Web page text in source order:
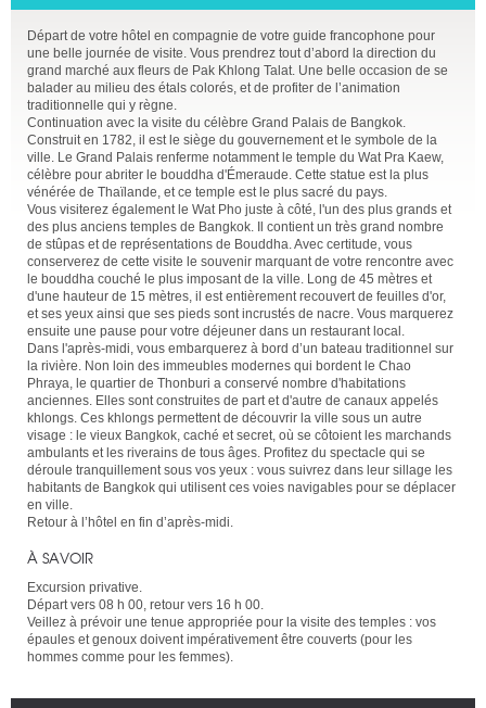
Départ de votre hôtel en compagnie de votre guide francophone pour
une belle journée de visite. Vous prendrez tout d’abord la direction du
grand marché aux fleurs de Pak Khlong Talat. Une belle occasion de se
balader au milieu des étals colorés, et de profiter de l’animation
traditionnelle qui y règne.
Continuation avec la visite du célèbre Grand Palais de Bangkok.
Construit en 1782, il est le siège du gouvernement et le symbole de la
ville. Le Grand Palais renferme notamment le temple du Wat Pra Kaew,
célèbre pour abriter le bouddha d'Émeraude. Cette statue est la plus
vénérée de Thaïlande, et ce temple est le plus sacré du pays.
Vous visiterez également le Wat Pho juste à côté, l'un des plus grands et
des plus anciens temples de Bangkok. Il contient un très grand nombre
de stûpas et de représentations de Bouddha. Avec certitude, vous
conserverez de cette visite le souvenir marquant de votre rencontre avec
le bouddha couché le plus imposant de la ville. Long de 45 mètres et
d'une hauteur de 15 mètres, il est entièrement recouvert de feuilles d'or,
et ses yeux ainsi que ses pieds sont incrustés de nacre. Vous marquerez
ensuite une pause pour votre déjeuner dans un restaurant local.
Dans l'après-midi, vous embarquerez à bord d’un bateau traditionnel sur
la rivière. Non loin des immeubles modernes qui bordent le Chao
Phraya, le quartier de Thonburi a conservé nombre d'habitations
anciennes. Elles sont construites de part et d'autre de canaux appelés
khlongs. Ces khlongs permettent de découvrir la ville sous un autre
visage : le vieux Bangkok, caché et secret, où se côtoient les marchands
ambulants et les riverains de tous âges. Profitez du spectacle qui se
déroule tranquillement sous vos yeux : vous suivrez dans leur sillage les
habitants de Bangkok qui utilisent ces voies navigables pour se déplacer
en ville.
Retour à l’hôtel en fin d’après-midi.
À SAVOIR
Excursion privative.
Départ vers 08 h 00, retour vers 16 h 00.
Veillez à prévoir une tenue appropriée pour la visite des temples : vos
épaules et genoux doivent impérativement être couverts (pour les
hommes comme pour les femmes).